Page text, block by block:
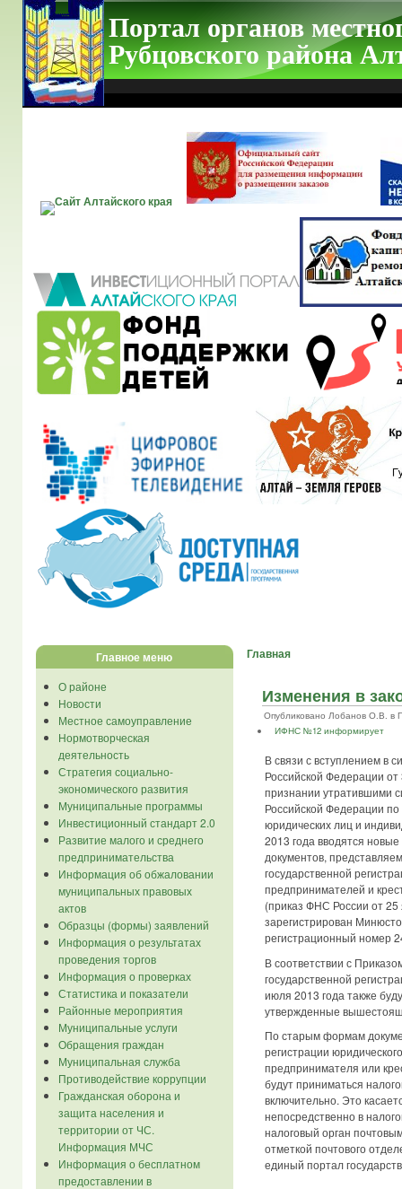
Портал органов
Рубцовского района
Главное меню
О районе
Новости
Местное самоуправление
Нормотворческая
деятельность
Стратегия социально-
экономического развития
Муниципальные программы
Инвестиционный стандарт 2.0
Развитие малого и среднего
предпринимательства
Информация об обжаловании
муниципальных правовых
актов
Образцы (формы) заявлений
Информация о результатах
проведения торгов
Информация о проверках
Статистика и показатели
Районные мероприятия
Муниципальные услуги
Обращения граждан
Муниципальная служба
Противодействие коррупции
Гражданская оборона и
защита населения и
территории от ЧС.
Информация МЧС
Информация о бесплатном
предоставлении в
Главная
Изменения в
Опубликовано Лобанов О.В. в
ИФНС №12 информирует
В связи с вступлением в
Российской Федерации
признании утратившими
Российской Федерации
юридических лиц и
2013 года вводятся
документов,
государственной
предпринимателей и
(приказ ФНС России от
зарегистрирован
регистрационный номер
В соответствии с
государственной
июля 2013 года также
утвержденные
По старым формам
регистрации
предпринимателя или
будут приниматься
включительно. Это
непосредственно в
налоговый орган
отметкой почтового
единый портал